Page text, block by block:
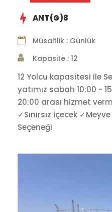
ANT(G)8
Müsaitlik : Günlük
Kapasite : 12
12 Yolcu kapasitesi ile
yatımız sabah 10:00 -
20:00 arası hizmet
✓Sınırsız İçecek
Seçeneği